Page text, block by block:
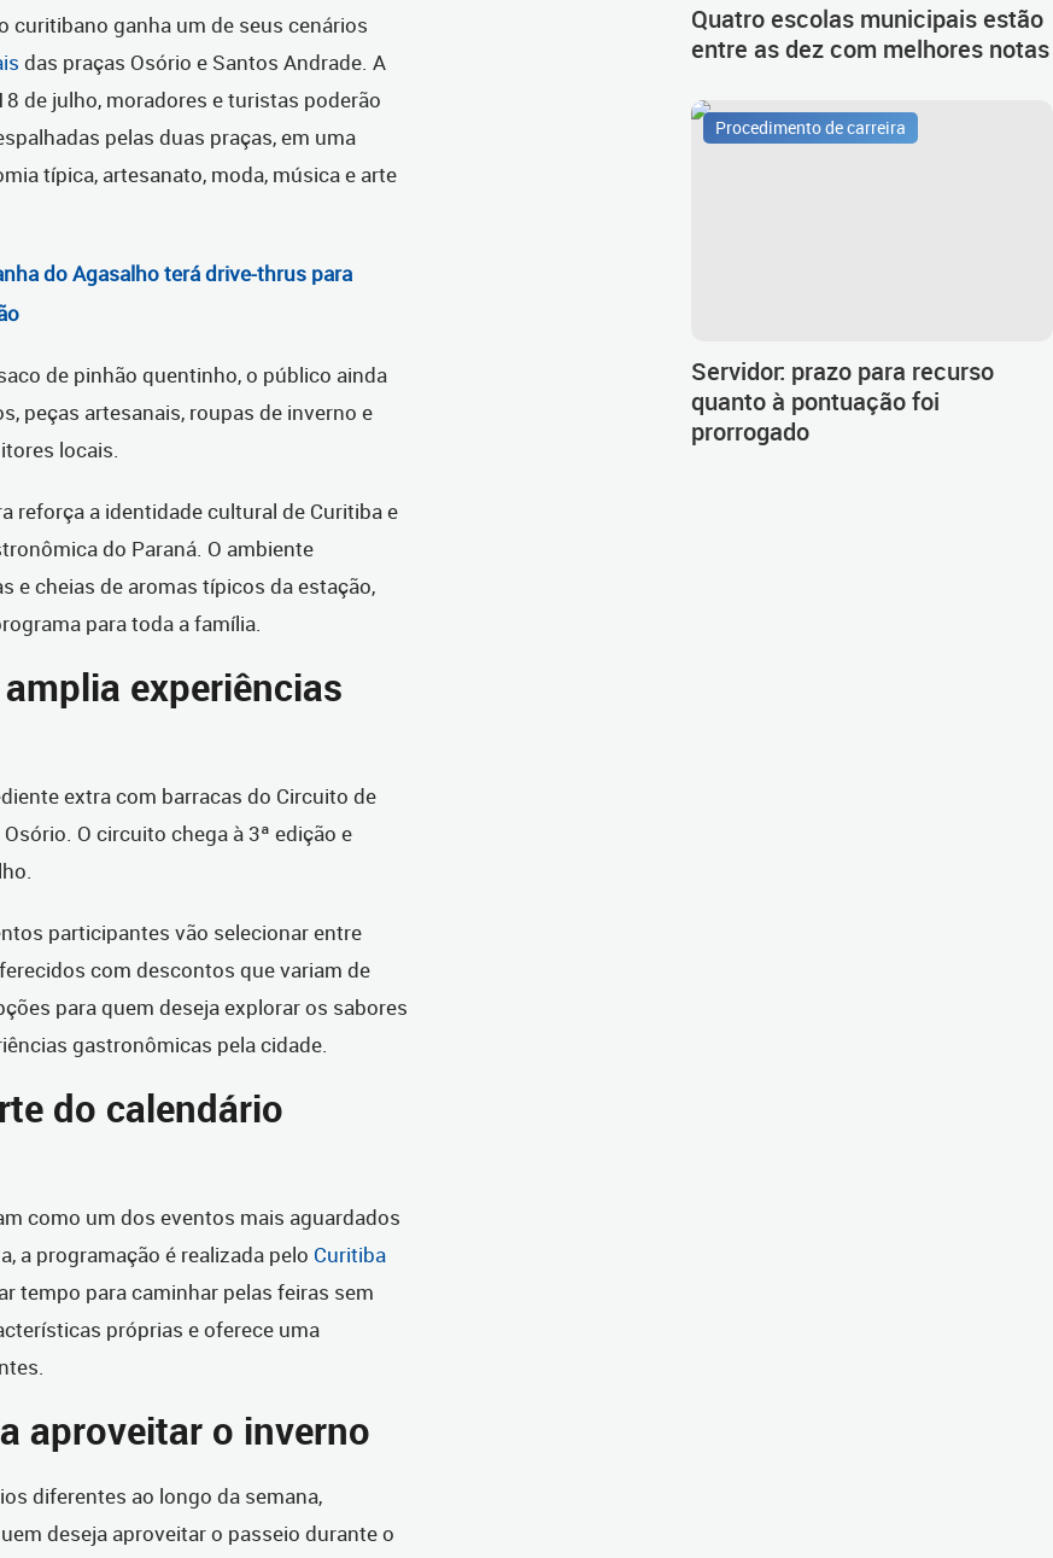
curitibano ganha um de seus cenários
das praças Osório e Santos Andrade. A
de julho, moradores e turistas poderão
pelas duas praças, em uma
típica, artesanato, moda, música e arte
do Agasalho terá drive-thrus para
de pinhão quentinho, o público ainda
peças artesanais, roupas de inverno e
locais.
reforça a identidade cultural de Curitiba e
do Paraná. O ambiente
e cheias de aromas típicos da estação,
para toda a família.
experiências
extra com barracas do Circuito de
Osório. O circuito chega à 3ª edição e
participantes vão selecionar entre
com descontos que variam de
para quem deseja explorar os sabores
gastronômicas pela cidade.
do calendário
como um dos eventos mais aguardados
a programação é realizada pelo Curitiba
tempo para caminhar pelas feiras sem
próprias e oferece uma
aproveitar o inverno
diferentes ao longo da semana,
deseja aproveitar o passeio durante o
Quatro escolas municipais estão
entre as dez com melhores notas
Procedimento de carreira
Servidor: prazo para recurso
quanto à pontuação foi
prorrogado